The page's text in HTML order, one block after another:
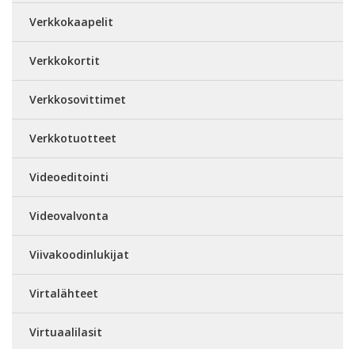
Verkkokaapelit
Verkkokortit
Verkkosovittimet
Verkkotuotteet
Videoeditointi
Videovalvonta
Viivakoodinlukijat
Virtalähteet
Virtuaalilasit